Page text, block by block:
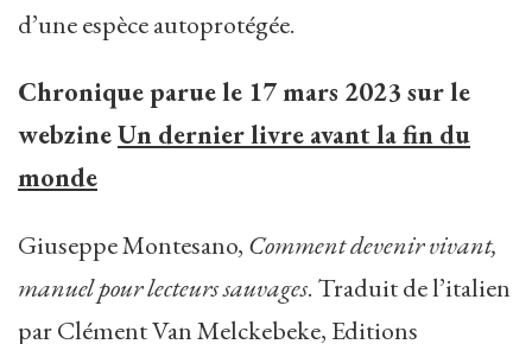
d’une espèce autoprotégée.
Chronique parue le 17 mars 2023 sur le
webzineUn dernier livre avant la fin du
monde
Giuseppe Montesano, Comment devenir vivant,
manuel pour lecteurs sauvages. Traduit de l’italien
par Clément Van Melckebeke, Editions